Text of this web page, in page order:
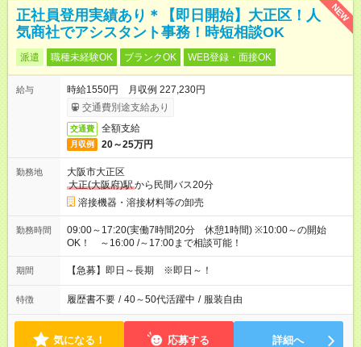
NEW
正社員登用実績あり＊【即日開始】大正区！人
気商社でアシスタント事務！時短相談OK
派遣 職種未経験OK ブランクOK WEB登録・面接OK
給与
時給1550円 月収例 227,230円
交通費別途支給あり
交通費 全額支給
月収例 20～25万円
勤務地
大阪市大正区
大正(大阪府)駅から民間バス20分
溶接機器・溶接材料等の卸売
勤務時間
09:00～17:20(実働7時間20分 休憩1時間) ※10:00～の開始
OK！ ～16:00 /～17:00まで相談可能！
期間 【急募】即日～長期 ※即日～！
特徴 履歴書不要 / 40～50代活躍中 / 服装自由
気になる！ 応募する 詳細へ